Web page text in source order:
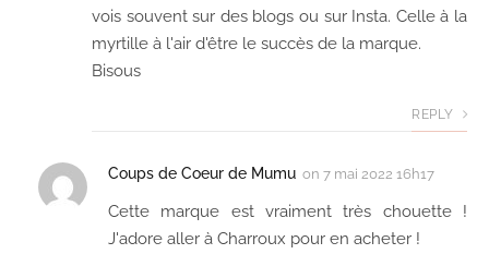
vois souvent sur des blogs ou sur Insta. Celle à la
myrtille à l'air d'être le succès de la marque.
Bisous
REPLY
Coups de Coeur de Mumu on 7 mai 2022 16h17
Cette marque est vraiment très chouette !
J'adore aller à Charroux pour en acheter !